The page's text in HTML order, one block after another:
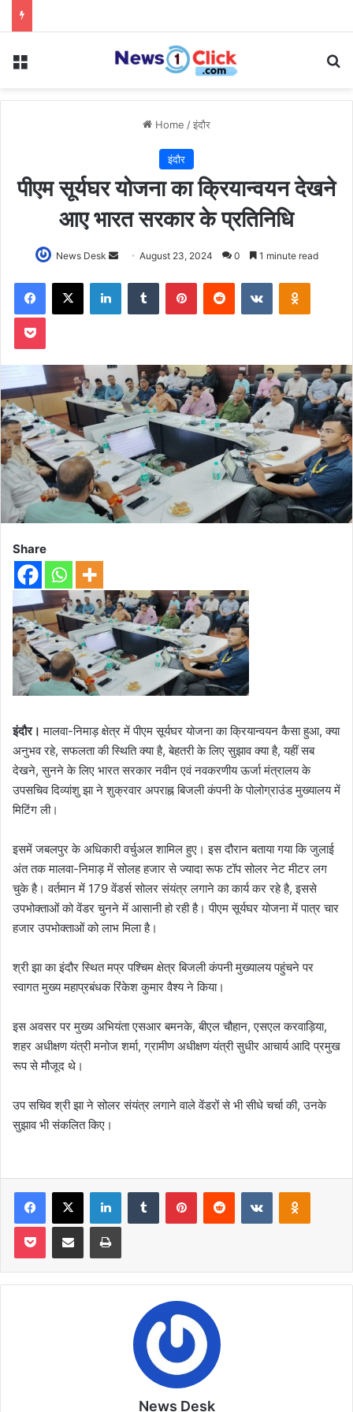
Menu
Home /इंदौर
इंदौर
पीएम सूर्यघर योजना का क्रियान्वयन देखने
आए भारत सरकार के प्रतिनिधि
News Desk
Send
email
August 23, 2024 0 1 minute read
Facebook
X LinkedInTumblr PinterestReddit VKontakte
Pocket
Share
इंदौर। मालवा-निमाड़ क्षेत्र में पीएम सूर्यघर योजना का क्रियान्वयन कैसा हुआ, क्या
अनुभव रहे, सफलता की स्थिति क्या है, बेहतरी के लिए सुझाव क्या है, यहीं सब
देखने, सुनने के लिए भारत सरकार नवीन एवं नवकरणीय ऊर्जा मंत्रालय के
उपसचिव दिव्यांशु झा ने शुक्रवार अपराह्न बिजली कंपनी के पोलोग्राउंड मुख्यालय में
मिटिंग ली।
इसमें जबलपुर के अधिकारी वर्चुअल शामिल हुए। इस दौरान बताया गया कि जुलाई
अंत तक मालवा-निमाड़ में सोलह हजार से ज्यादा रूफ टॉप सोलर नेट मीटर लग
चुके है। वर्तमान में 179 वेंडर्स सोलर संयंत्र लगाने का कार्य कर रहे है, इससे
उपभोक्ताओं को वेंडर चुनने में आसानी हो रही है। पीएम सूर्यघर योजना में पात्र चार
हजार उपभोक्ताओं को लाभ मिला है।
श्री झा का इंदौर स्थित मप्र पश्चिम क्षेत्र बिजली कंपनी मुख्यालय पहुंचने पर
स्वागत मुख्य महाप्रबंधक रिंकेश कुमार वैश्य ने किया।
इस अवसर पर मुख्य अभियंता एसआर बमनके, बीएल चौहान, एसएल करवाड़िया,
शहर अधीक्षण यंत्री मनोज शर्मा, ग्रामीण अधीक्षण यंत्री सुधीर आचार्य आदि प्रमुख
रूप से मौजूद थे।
उप सचिव श्री झा ने सोलर संयंत्र लगाने वाले वेंडरों से भी सीधे चर्चा की, उनके
सुझाव भी संकलित किए।
Facebook
X LinkedInTumblr PinterestReddit VKontakte
Pocket Share via Email Print
News Desk